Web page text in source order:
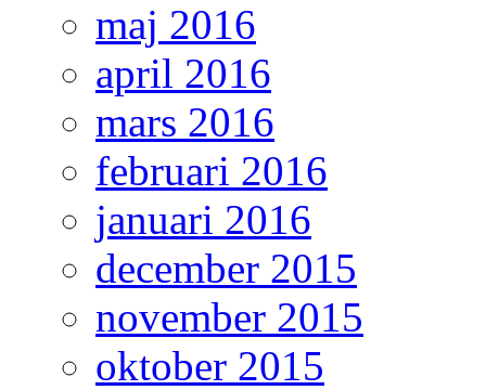
maj 2016
april 2016
mars 2016
februari 2016
januari 2016
december 2015
november 2015
oktober 2015